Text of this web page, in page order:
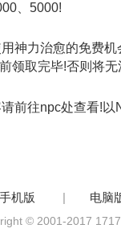
、5000!
力治愈的免费机
领取完毕!否则将
往npc处查看!以
手机版 | 电脑
© 2001-2017